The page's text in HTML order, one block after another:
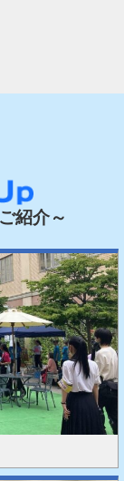
紹介～